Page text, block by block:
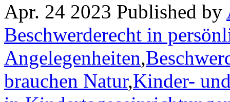
Apr. 24 2023 Published by
Beschwerderecht in
Angelegenheiten,
brauchen Natur,Kinder-